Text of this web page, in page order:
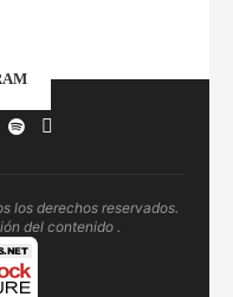
los derechos reservados.
del contenido .